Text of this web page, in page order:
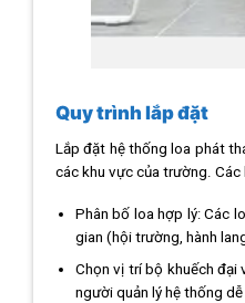
Quy trình lắp đặt
Lắp đặt hệ thống loa phát
các khu vực của trường.
Phân bố loa hợp lý: Các
gian (hội trường, hành
Chọn vị trí bộ khuếch đại
người quản lý hệ thống